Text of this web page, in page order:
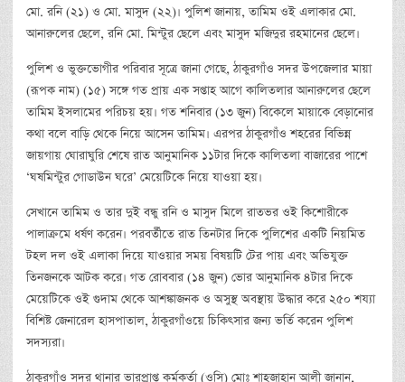
মো. রনি (২১) ও মো. মাসুদ (২২)। পুলিশ জানায়, তামিম ওই এলাকার মো.
আনারুলের ছেলে, রনি মো. মিন্টুর ছেলে এবং মাসুদ মজিদুর রহমানের ছেলে।
পুলিশ ও ভুক্তভোগীর পরিবার সূত্রে জানা গেছে, ঠাকুরগাঁও সদর উপজেলার মায়া
(রূপক নাম) (১৫) সঙ্গে গত প্রায় এক সপ্তাহ আগে কালিতলার আনারুলের ছেলে
তামিম ইসলামের পরিচয় হয়। গত শনিবার (১৩ জুন) বিকেলে মায়াকে বেড়ানোর
কথা বলে বাড়ি থেকে নিয়ে আসেন তামিম। এরপর ঠাকুরগাঁও শহরের বিভিন্ন
জায়গায় ঘোরাঘুরি শেষে রাত আনুমানিক ১১টার দিকে কালিতলা বাজারের পাশে
‘ঘষমিন্টুর গোডাউন ঘরে’ মেয়েটিকে নিয়ে যাওয়া হয়।
সেখানে তামিম ও তার দুই বন্ধু রনি ও মাসুদ মিলে রাতভর ওই কিশোরীকে
পালাক্রমে ধর্ষণ করেন। পরবর্তীতে রাত তিনটার দিকে পুলিশের একটি নিয়মিত
টহল দল ওই এলাকা দিয়ে যাওয়ার সময় বিষয়টি টের পায় এবং অভিযুক্ত
তিনজনকে আটক করে। গত রোববার (১৪ জুন) ভোর আনুমানিক ৪টার দিকে
মেয়েটিকে ওই গুদাম থেকে আশঙ্কাজনক ও অসুস্থ অবস্থায় উদ্ধার করে ২৫০ শয্যা
বিশিষ্ট জেনারেল হাসপাতাল, ঠাকুরগাঁওয়ে চিকিৎসার জন্য ভর্তি করেন পুলিশ
সদস্যরা।
ঠাকুরগাঁও সদর থানার ভারপ্রাপ্ত কর্মকর্তা (ওসি) মোঃ শাহজাহান আলী জানান,